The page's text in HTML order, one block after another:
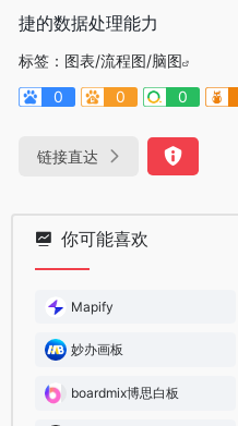
捷的数据处理能力
标签： 图表/流程图/脑图
0
0 0
链接直达
你可能喜欢
Mapify
妙办画板
boardmix博思白板